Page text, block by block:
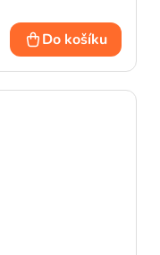
Do košíku